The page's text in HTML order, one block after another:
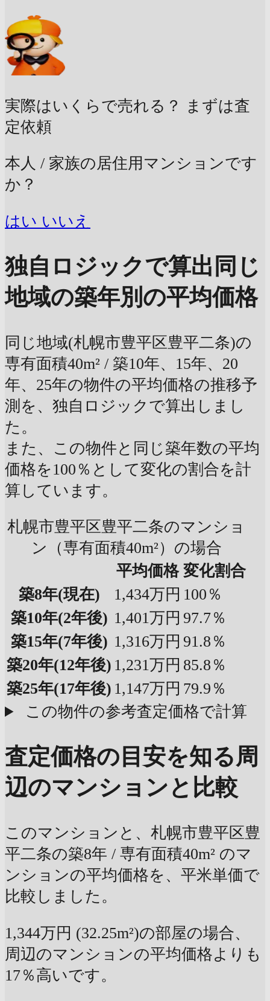
実際はいくらで売れる？
まずは査
定依頼
本人 / 家族の居住用マンションです
か？
はい いいえ
独自ロジックで算出 同じ
地域の築年別の平均価格
同じ地域(札幌市豊平区豊平二条)の
専有面積40m² / 築10年、15年、20
年、25年の物件の平均価格の推移予
測を、独自ロジックで算出しまし
た。
また、この物件と同じ築年数の平均
価格を100％として変化の割合を計
算しています。
札幌市豊平区豊平二条のマンショ
ン（専有面積40m²）の場合
平均価格 変化割合
築8年(現在) 1,434万円 100％
築10年(2年後) 1,401万円 97.7％
築15年(7年後) 1,316万円 91.8％
築20年(12年後) 1,231万円 85.8％
築25年(17年後) 1,147万円 79.9％
この物件の参考査定価格で計算
査定価格の目安を知る周
辺のマンションと比較
このマンションと、札幌市豊平区豊
平二条の築8年 / 専有面積40m² のマ
ンションの平均価格を、平米単価で
比較しました。
1,344万円 (32.25m²)の部屋の場合、
周辺のマンションの平均価格よりも
17％高いです。